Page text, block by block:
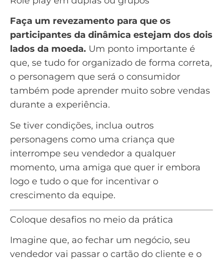
Faça um revezamento para que os
participantes da dinâmica estejam dos dois
lados da moeda. Um ponto importante é
que, se tudo for organizado de forma correta,
o personagem que será o consumidor
também pode aprender muito sobre vendas
durante a experiência.
Se tiver condições, inclua outros
personagens como uma criança que
interrompe seu vendedor a qualquer
momento, uma amiga que quer ir embora
logo e tudo o que for incentivar o
crescimento da equipe.
Coloque desafios no meio da prática
Imagine que, ao fechar um negócio, seu
vendedor vai passar o cartão do cliente e o